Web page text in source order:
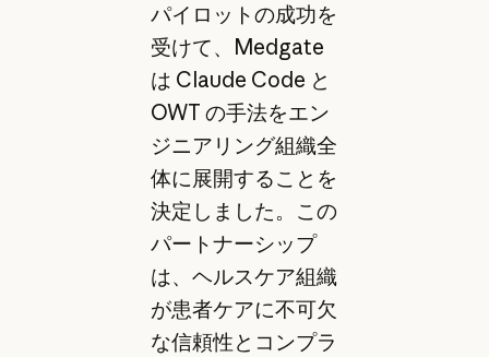
パイロットの成功を
受けて、Medgate
は Claude Code と
OWT の手法をエン
ジニアリング組織全
体に展開することを
決定しました。この
パートナーシップ
は、ヘルスケア組織
が患者ケアに不可欠
な信頼性とコンプラ